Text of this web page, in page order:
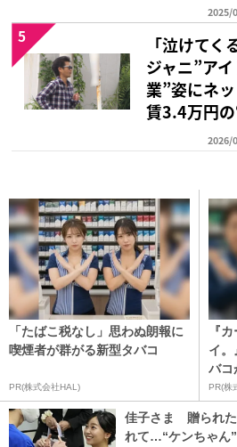
2025/
「泣けて
ジャニ”ア
業”姿にネ
賃3.4万円
2026/
5
「たばこ税なし」思わぬ朗報に
喫煙者が群がる新型タバコ
PR(株式会社HAL)
『
イ。
バコ
PR(株
佳子さま 贈られた
れて…“ケンちゃん